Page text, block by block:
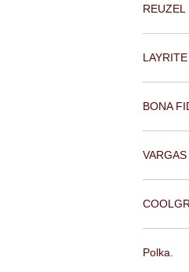
REUZEL
LAYRITE
BONA
Polka.